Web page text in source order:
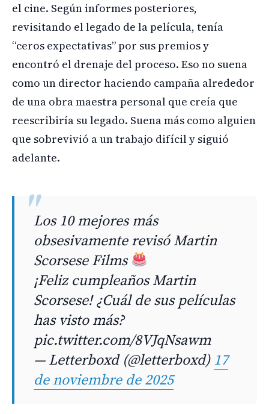
el cine. Según informes posteriores,
revisitando el legado de la película, tenía
“ceros expectativas” por sus premios y
encontró el drenaje del proceso. Eso no suena
como un director haciendo campaña alrededor
de una obra maestra personal que creía que
reescribiría su legado. Suena más como alguien
que sobrevivió a un trabajo difícil y siguió
adelante.
Los 10 mejores más
obsesivamente revisó Martin
Scorsese Films
¡Feliz cumpleaños Martin
Scorsese! ¿Cuál de sus películas
has visto más?
pic.twitter.com/8VJqNsawm
— Letterboxd (@letterboxd)17
de noviembre de 2025